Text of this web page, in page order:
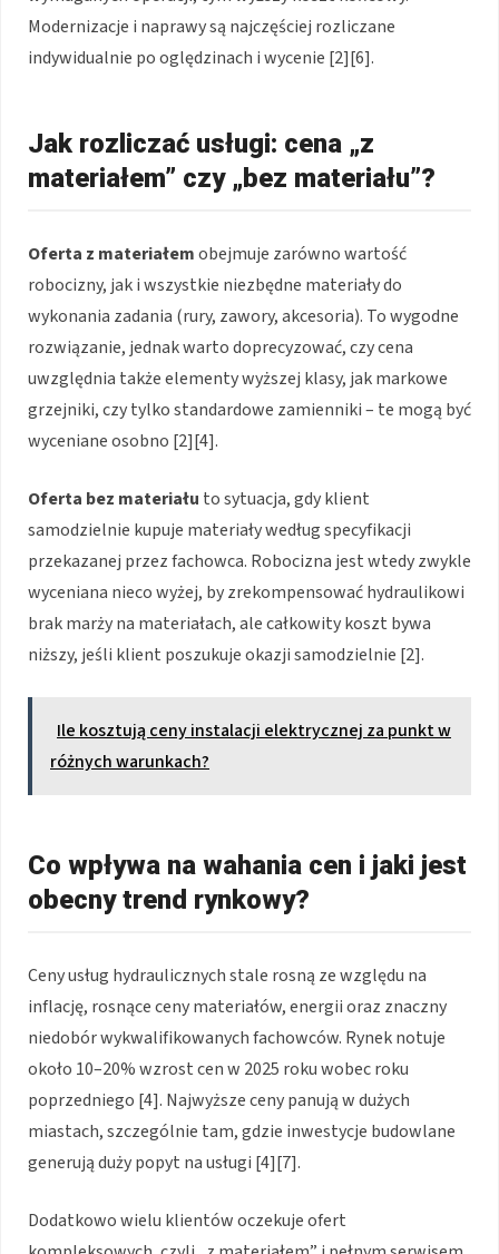
Modernizacje i naprawy są najczęściej rozliczane
indywidualnie po oględzinach i wycenie [2][6].
Jak rozliczać usługi: cena „z
materiałem” czy „bez materiału”?
Oferta z materiałemobejmuje zarówno wartość
robocizny, jak i wszystkie niezbędne materiały do
wykonania zadania (rury, zawory, akcesoria). To wygodne
rozwiązanie, jednak warto doprecyzować, czy cena
uwzględnia także elementy wyższej klasy, jak markowe
grzejniki, czy tylko standardowe zamienniki – te mogą być
wyceniane osobno [2][4].
Oferta bez materiału to sytuacja, gdy klient
samodzielnie kupuje materiały według specyfikacji
przekazanej przez fachowca. Robocizna jest wtedy zwykle
wyceniana nieco wyżej, by zrekompensować hydraulikowi
brak marży na materiałach, ale całkowity koszt bywa
niższy, jeśli klient poszukuje okazji samodzielnie [2].
Ile kosztują ceny instalacji elektrycznej za punkt w
różnych warunkach?
Co wpływa na wahania cen i jaki jest
obecny trend rynkowy?
Ceny usług hydraulicznych stale rosną ze względu na
inflację, rosnące ceny materiałów, energii oraz znaczny
niedobór wykwalifikowanych fachowców. Rynek notuje
około 10–20% wzrost cen w 2025 roku wobec roku
poprzedniego [4]. Najwyższe ceny panują w dużych
miastach, szczególnie tam, gdzie inwestycje budowlane
generują duży popyt na usługi [4][7].
Dodatkowo wielu klientów oczekuje ofert